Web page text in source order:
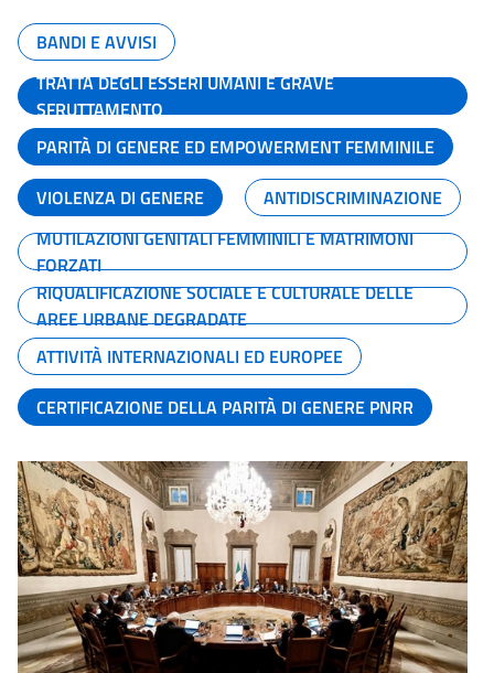
BANDI E AVVISI
TRATTA DEGLI ESSERI UMANI E GRAVE
SFRUTTAMENTO
PARITÀ DI GENERE ED EMPOWERMENT FEMMINILE
VIOLENZA DI GENERE
ANTIDISCRIMINAZIONE
MUTILAZIONI GENITALI FEMMINILI E MATRIMONI
FORZATI
RIQUALIFICAZIONE SOCIALE E CULTURALE DELLE
AREE URBANE DEGRADATE
ATTIVITÀ INTERNAZIONALI ED EUROPEE
CERTIFICAZIONE DELLA PARITÀ DI GENERE PNRR